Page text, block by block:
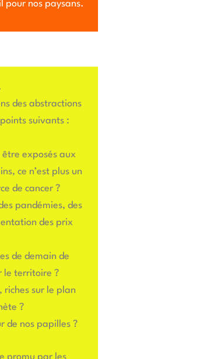
pour nos paysans.
des abstractions
suivants :
exposés aux
ce n’est plus un
de cancer ?
pandémies, des
des prix
de demain de
le territoire ?
riches sur le plan
?
de nos papilles ?